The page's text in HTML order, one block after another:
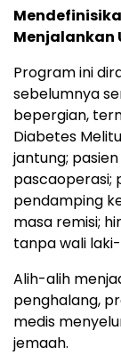
Menjalankan
Program ini
sebelumnya
bepergian,
Diabetes
jantung;
pascaoperasi;
pendamping
masa remisi;
tanpa wali
Alih-alih
penghalang,
medis
jemaah.